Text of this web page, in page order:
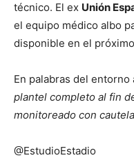
técnico. El ex Unión
el equipo médico albo
disponible en el
En palabras del entorno
plantel completo al fin
monitoreado con
@EstudioEstadio